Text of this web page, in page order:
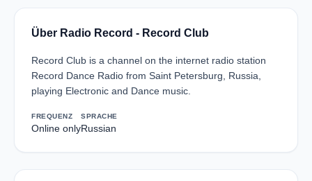
Über Radio Record - Record Club
Record Club is a channel on the internet radio station
Record Dance Radio from Saint Petersburg, Russia,
playing Electronic and Dance music.
FREQUENZ
Online only
SPRACHE
Russian